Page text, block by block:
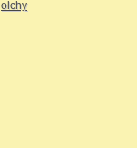
olchy